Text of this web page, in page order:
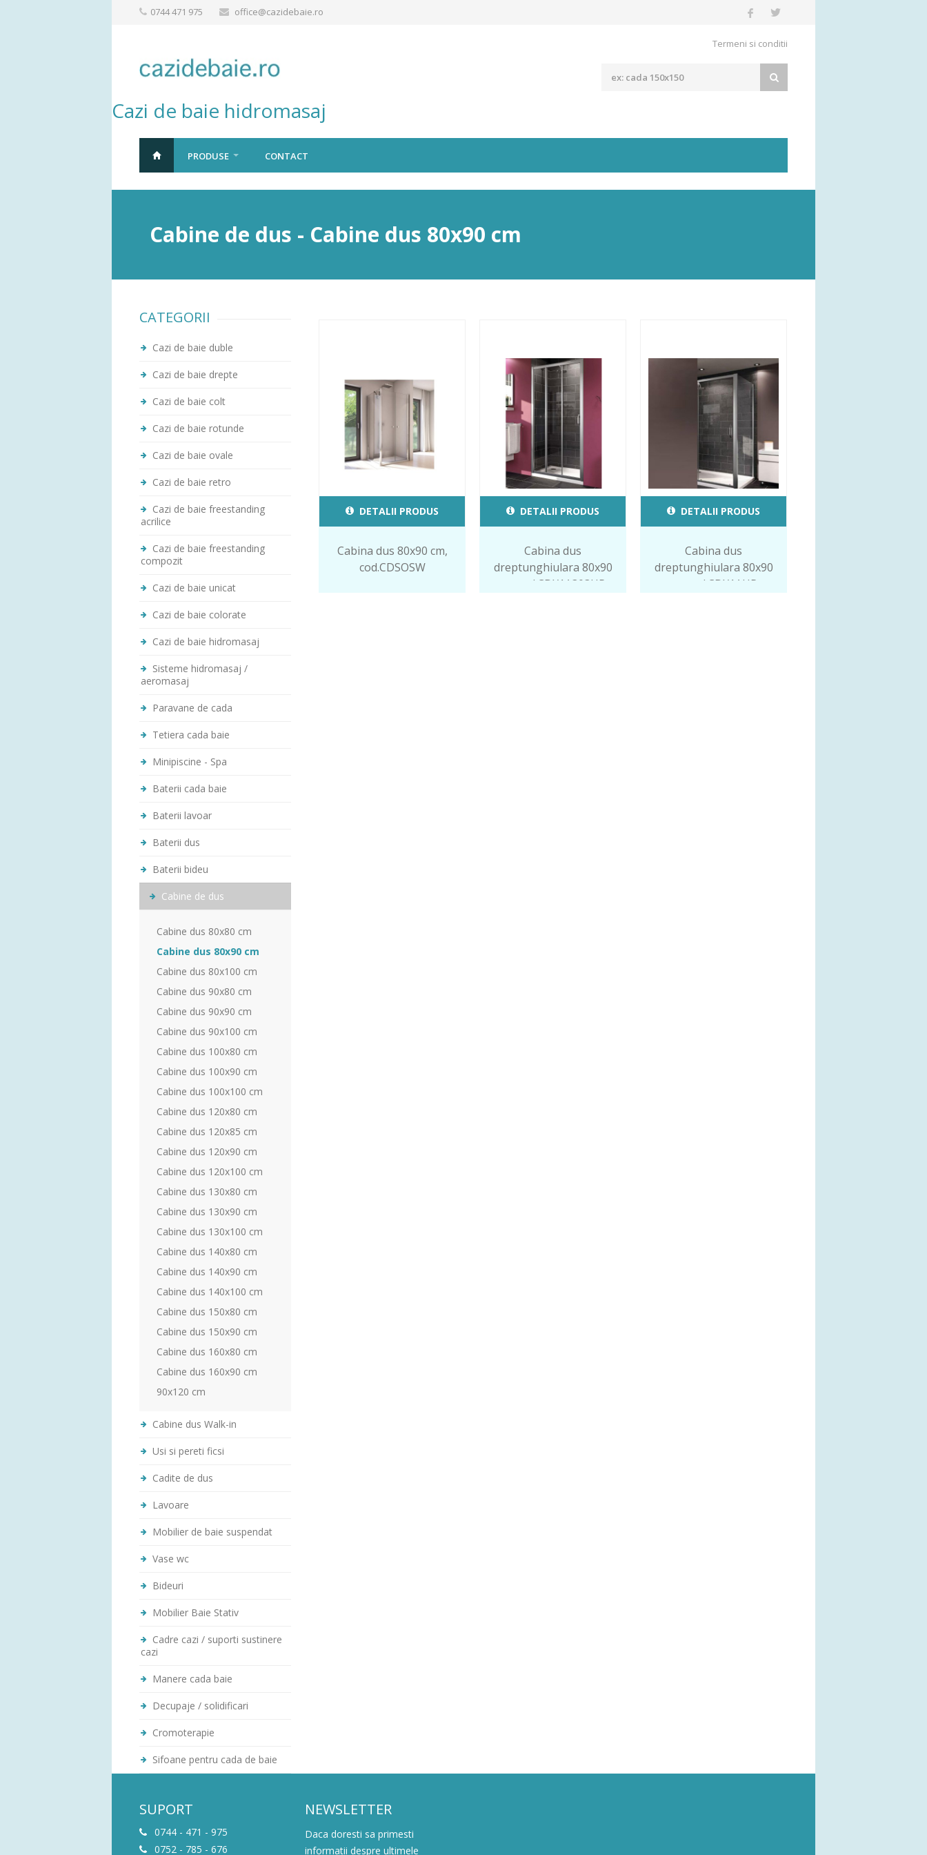
0744 471 975 office@cazidebaie.ro
Termeni si conditii
Cazi de baie hidromasaj
PRODUSE CONTACT
Cabine de dus - Cabine dus 80x90 cm
CATEGORII
Cazi de baie duble
Cazi de baie drepte
Cazi de baie colt
Cazi de baie rotunde
Cazi de baie ovale
Cazi de baie retro
Cazi de baie freestanding
acrilice
Cazi de baie freestanding
compozit
Cazi de baie unicat
Cazi de baie colorate
Cazi de baie hidromasaj
Sisteme hidromasaj /
aeromasaj
Paravane de cada
Tetiera cada baie
Minipiscine - Spa
Baterii cada baie
Baterii lavoar
Baterii dus
Baterii bideu
Cabine de dus
Cabine dus 80x80 cm
Cabine dus 80x90 cm
Cabine dus 80x100 cm
Cabine dus 90x80 cm
Cabine dus 90x90 cm
Cabine dus 90x100 cm
Cabine dus 100x80 cm
Cabine dus 100x90 cm
Cabine dus 100x100 cm
Cabine dus 120x80 cm
Cabine dus 120x85 cm
Cabine dus 120x90 cm
Cabine dus 120x100 cm
Cabine dus 130x80 cm
Cabine dus 130x90 cm
Cabine dus 130x100 cm
Cabine dus 140x80 cm
Cabine dus 140x90 cm
Cabine dus 140x100 cm
Cabine dus 150x80 cm
Cabine dus 150x90 cm
Cabine dus 160x80 cm
Cabine dus 160x90 cm
90x120 cm
Cabine dus Walk-in
Usi si pereti ficsi
Cadite de dus
Lavoare
Mobilier de baie suspendat
Vase wc
Bideuri
Mobilier Baie Stativ
Cadre cazi / suporti sustinere
cazi
Manere cada baie
Decupaje / solidificari
Cromoterapie
Sifoane pentru cada de baie
DETALII PRODUS
Cabina dus 80x90 cm,
cod.CDSOSW
DETALII PRODUS
Cabina dus
dreptunghiulara 80x90
cm cod.CDX1A303HP
DETALII PRODUS
Cabina dus
dreptunghiulara 80x90
cm cod.CDX1AHP
SUPORT
0744 - 471 - 975
0752 - 785 - 676
NEWSLETTER
Daca doresti sa primesti
informatii despre ultimele